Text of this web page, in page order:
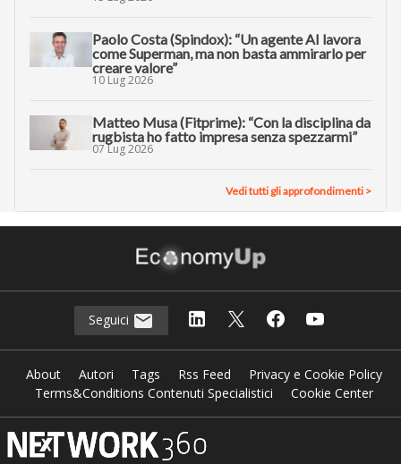
Paolo Costa (Spindox): “Un agente AI lavora
come Superman, ma non basta ammirarlo per
creare valore”
10 Lug 2026
Matteo Musa (Fitprime): “Con la disciplina da
rugbista ho fatto impresa senza spezzarmi”
07 Lug 2026
Vedi tutti gli approfondimenti >
Seguici
About Autori Tags Rss Feed
Privacy e Cookie Policy
Terms&Conditions Contenuti Specialistici
Cookie Center